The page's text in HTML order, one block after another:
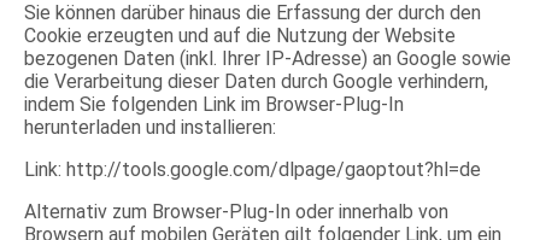
Sie können darüber hinaus die Erfassung der durch den
Cookie erzeugten und auf die Nutzung der Website
bezogenen Daten (inkl. Ihrer IP-Adresse) an Google sowie
die Verarbeitung dieser Daten durch Google verhindern,
indem Sie folgenden Link im Browser-Plug-In
herunterladen und installieren:
Link: http://tools.google.com/dlpage/gaoptout?hl=de
Alternativ zum Browser-Plug-In oder innerhalb von
Browsern auf mobilen Geräten gilt folgender Link, um ein